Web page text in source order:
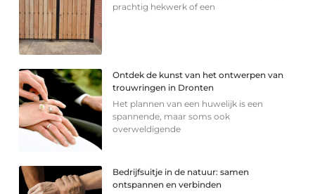
prachtig hekwerk of een
Ontdek de kunst van het ontwerpen van
trouwringen in Dronten
Het plannen van een huwelijk is een
spannende, maar soms ook
overweldigende
Bedrijfsuitje in de natuur: samen
ontspannen en verbinden